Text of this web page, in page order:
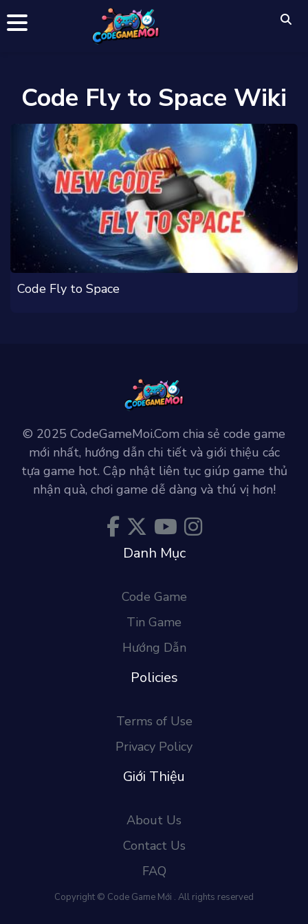
Code Fly to Space Wiki
Code Fly to Space
© 2025 CodeGameMoi.Com chia sẻ code game
mới nhất, hướng dẫn chi tiết và giới thiệu các
tựa game hot. Cập nhật liên tục giúp game thủ
nhận quà, chơi game dễ dàng và thú vị hơn!
Danh Mục
Code Game
Tin Game
Hướng Dẫn
Policies
Terms of Use
Privacy Policy
Giới Thiệu
About Us
Contact Us
FAQ
Copyright © Code Game Mới . All rights reserved